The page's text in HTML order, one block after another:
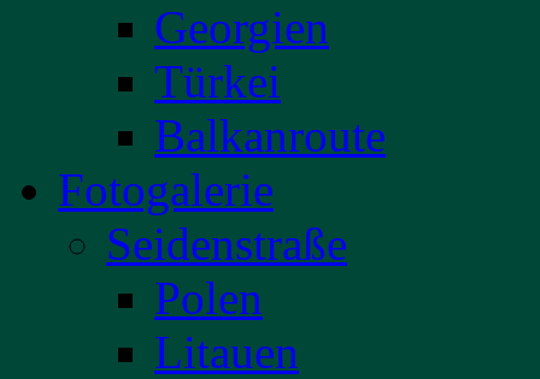
Georgien
Türkei
Balkanroute
Fotogalerie
Seidenstraße
Polen
Litauen